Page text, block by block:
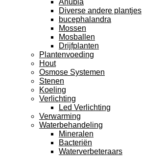
Anubia
Diverse andere plantjes
bucephalandra
Mossen
Mosballen
Drijfplanten
Plantenvoeding
Hout
Osmose Systemen
Stenen
Koeling
Verlichting
Led Verlichting
Verwarming
Waterbehandeling
Mineralen
Bacteriën
Waterverbeteraars